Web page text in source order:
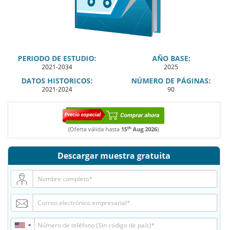
PERIODO DE ESTUDIO:
2021-2034
AÑO BASE:
2025
DATOS HISTORICOS:
2021-2024
NÚMERO DE PÁGINAS:
90
(Oferta válida hasta 15thAug 2026)
Descargar muestra gratuita